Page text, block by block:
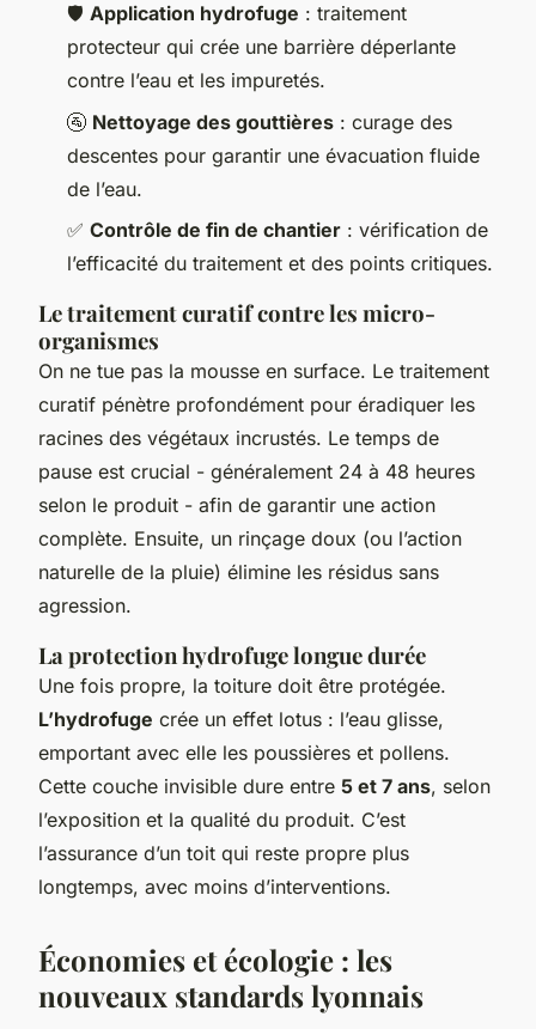
🛡️ Application hydrofuge : traitement
protecteur qui crée une barrière déperlante
contre l’eau et les impuretés.
🚰 Nettoyage des gouttières : curage des
descentes pour garantir une évacuation fluide
de l’eau.
✅ Contrôle de fin de chantier : vérification de
l’efficacité du traitement et des points critiques.
Le traitement curatif contre les micro-
organismes
On ne tue pas la mousse en surface. Le traitement
curatif pénètre profondément pour éradiquer les
racines des végétaux incrustés. Le temps de
pause est crucial - généralement 24 à 48 heures
selon le produit - afin de garantir une action
complète. Ensuite, un rinçage doux (ou l’action
naturelle de la pluie) élimine les résidus sans
agression.
La protection hydrofuge longue durée
Une fois propre, la toiture doit être protégée.
L’hydrofuge crée un effet lotus : l’eau glisse,
emportant avec elle les poussières et pollens.
Cette couche invisible dure entre 5 et 7 ans, selon
l’exposition et la qualité du produit. C’est
l’assurance d’un toit qui reste propre plus
longtemps, avec moins d’interventions.
Économies et écologie : les
nouveaux standards lyonnais